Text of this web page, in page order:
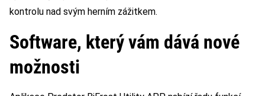
kontrolu nad svým herním zážitkem.
Software, který vám dává nové
možnosti